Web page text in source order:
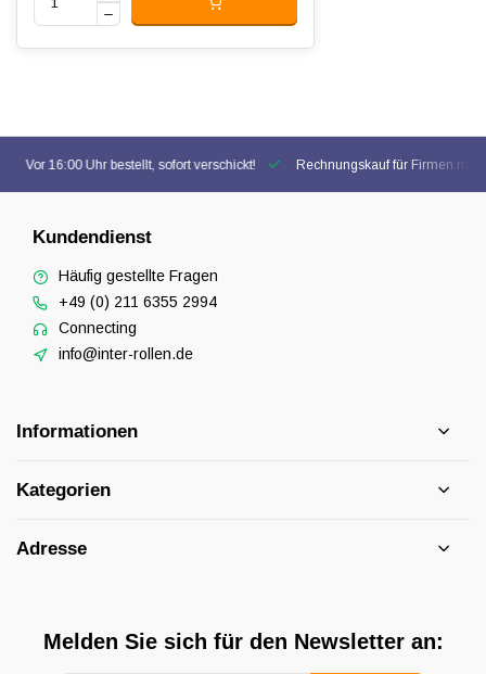
Vor 16:00 Uhr bestellt, sofort verschickt! Rechnungskauf für Firmen
Kundendienst
Häufig gestellte Fragen
+49 (0) 211 6355 2994
Connecting
info@inter-rollen.de
Informationen
Kategorien
Adresse
Melden Sie sich für den Newsletter an: